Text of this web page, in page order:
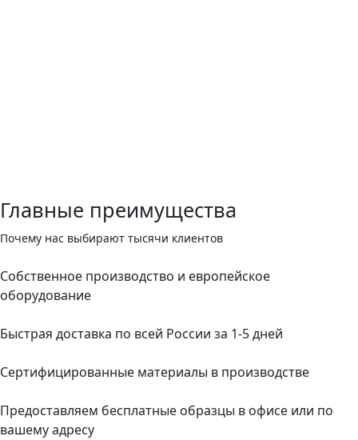
Главные преимущества
Почему нас выбирают тысячи клиентов
Собственное производство и европейское
оборудование
Быстрая доставка по всей России за 1-5 дней
Сертифицированные материалы в производстве
Предоставляем бесплатные образцы в офисе или по
вашему адресу